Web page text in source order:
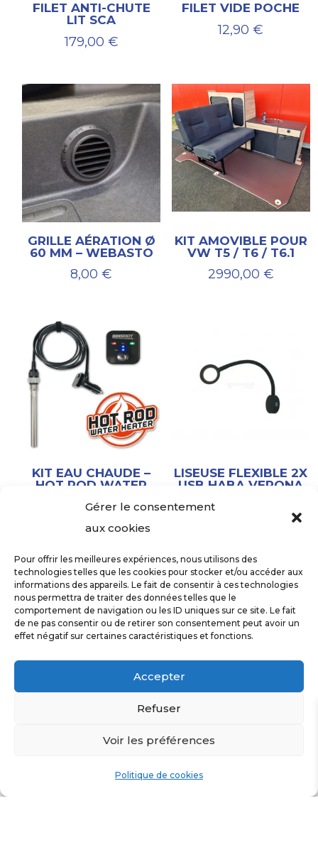
Gérer le consentement
aux cookies
Pour offrir les meilleures expériences, nous utilisons des
technologies telles que les cookies pour stocker et/ou accéder aux
informations des appareils. Le fait de consentir à ces technologies
nous permettra de traiter des données telles que le
comportement de navigation ou les ID uniques sur ce site. Le fait
de ne pas consentir ou de retirer son consentement peut avoir un
effet négatif sur certaines caractéristiques et fonctions.
Accepter
Refuser
Voir les préférences
Politique de cookies
FILET ANTI-CHUTE
LIT SCA
179,00 €
FILET VIDE POCHE
12,90€
GRILLE AÉRATION Ø
60 MM – WEBASTO
8,00€
KIT AMOVIBLE POUR
VW T5 / T6 / T6.1
2990,00 €
KIT EAU CHAUDE –
HOT ROD WATER
LISEUSE FLEXIBLE 2X
USB HABA VERONA